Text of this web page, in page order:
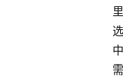
里
选
中
需